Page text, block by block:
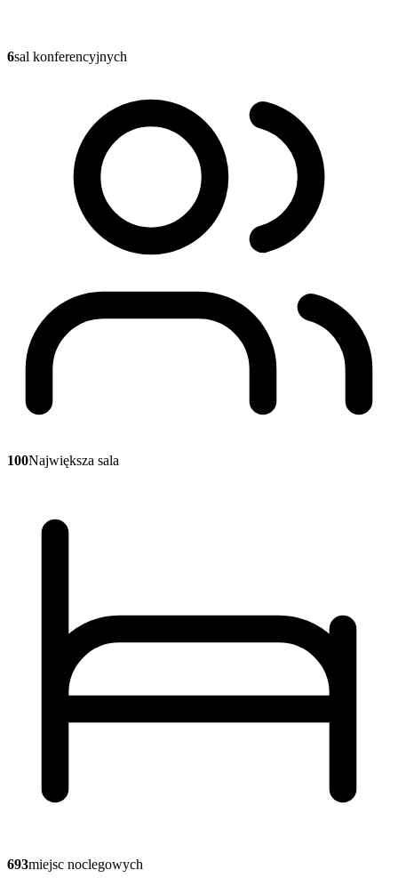
6sal konferencyjnych
100Największa sala
693miejsc noclegowych